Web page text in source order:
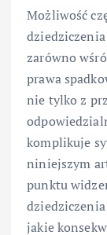
Możliwość
zarówno
prawa
nie tylko z
komplikuje
niniejszym
punktu
jakie